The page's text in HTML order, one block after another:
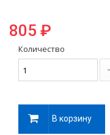
805 ₽
Количество
В корзину